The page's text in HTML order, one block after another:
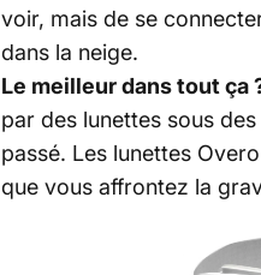
voir, mais de se
dans la neige.
Le meilleur dans tout ça
par des lunettes sous
passé. Les lunettes
que vous affrontez la